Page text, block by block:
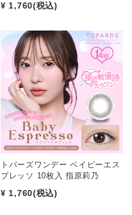
¥ 1,760(税込)
トパーズワンデー ベイビーエス
プレッソ 10枚入 指原莉乃
¥ 1,760(税込)